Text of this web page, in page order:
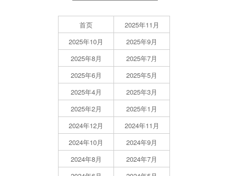
首页
2025年11月
2025年10月
2025年9月
2025年8月
2025年7月
2025年6月
2025年5月
2025年4月
2025年3月
2025年2月
2025年1月
2024年12月
2024年11月
2024年10月
2024年9月
2024年8月
2024年7月